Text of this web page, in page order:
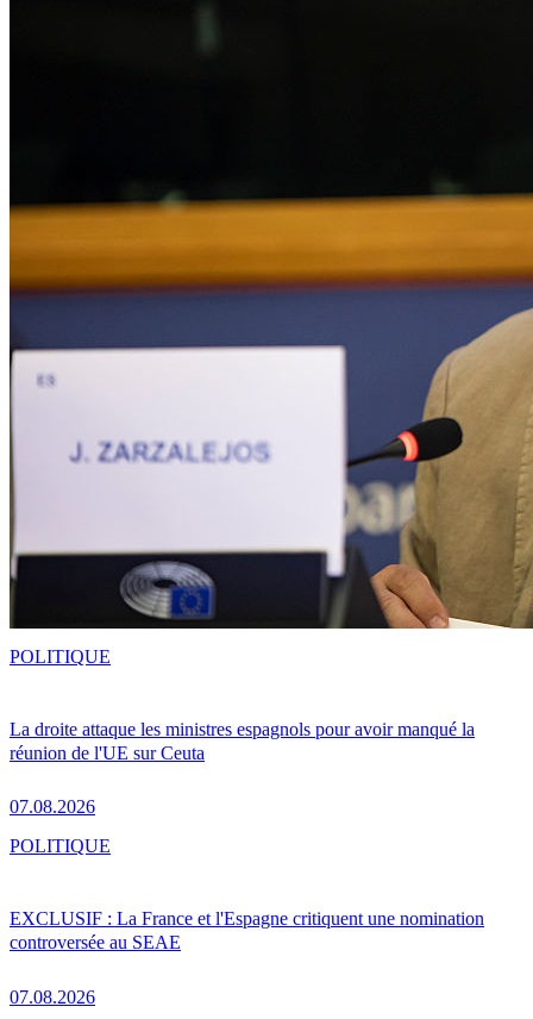
La droite attaque les ministres espagnols pour avoir manqué la
réunion de l'UE sur Ceuta
07.08.2026
POLITIQUE
EXCLUSIF : La France et l'Espagne critiquent une nomination
controversée au SEAE
07.08.2026
POLITIQUE